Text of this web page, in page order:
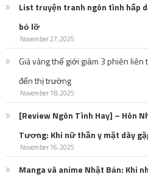
List truyện tranh ngôn tình hấp
bỏ lỡ
November 27, 2025
Giá vàng thế giới giảm 3 phiên liên
đến thị trường
November 18, 2025
[Review Ngôn Tình Hay] – Hôn
Tương: Khi nữ thần y mặt dày
November 16, 2025
Manga và anime Nhật Bản: Khi